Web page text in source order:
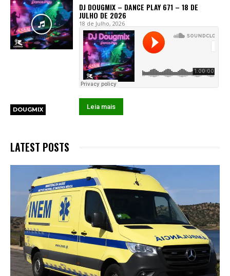
DOUGMIX
DJ DOUGMIX – DANCE PLAY 671 – 18 DE
JULHO DE 2026
18 de Julho, 2026
Leia mais
LATEST POSTS